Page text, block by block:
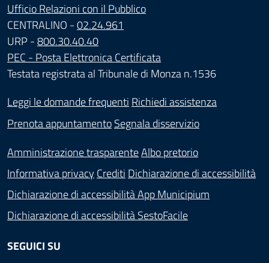
Ufficio Relazioni con il Pubblico
CENTRALINO -02.24.961
URP -800.30.40.40
PEC - Posta Elettronica Certificata
Testata registrata al Tribunale di Monza n.1536
Leggi le domande frequenti Richiedi assistenza
Prenota appuntamentoSegnala disservizio
Amministrazione trasparenteAlbo pretorio
Informativa privacy Crediti Dichiarazione di accessibilità
Dichiarazione di accessibilità App Municipium
Dichiarazione di accessibilità SestoFacile
SEGUICI SU